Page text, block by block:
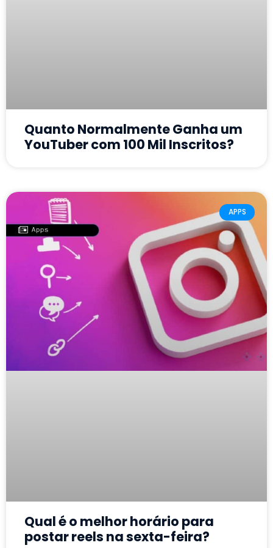
Quanto Normalmente Ganha um
YouTuber com 100 Mil Inscritos?
APPS
Qual é o melhor horário para
postar reels na sexta-feira?